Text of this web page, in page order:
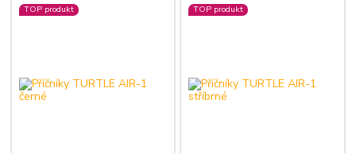
TOP produkt TOP produkt